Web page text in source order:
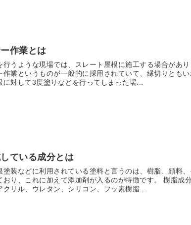
作業とは
行うような現場では、スレート屋根に施工する場合があ
作業というものが一般的に採用されていて、縁切りとも
に対して3度塗りなどを行ってしまった場...
ている成分とは
塗装などに利用されている塗料と言うのは、樹脂、顔料
おり、これに加えて添加剤が入るのが特徴です。 樹脂成
クリル、ウレタン、シリコン、フッ素樹脂...